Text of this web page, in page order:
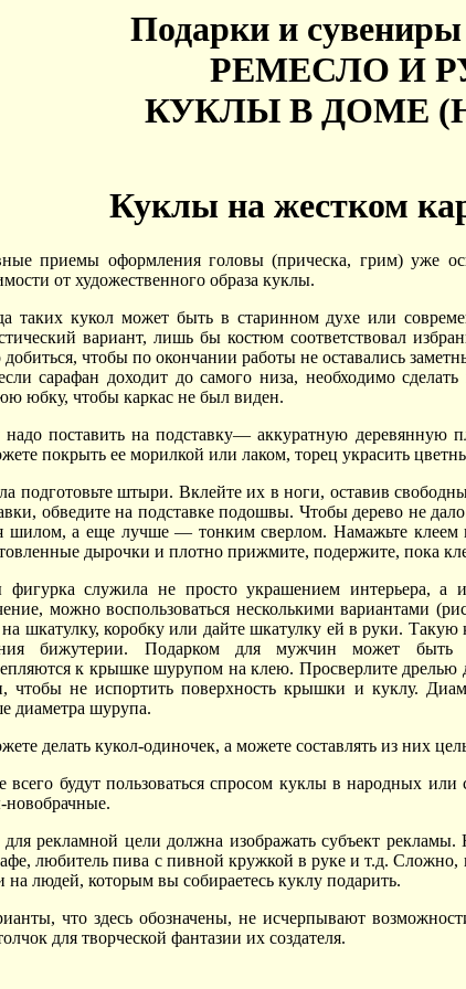
Подарки и
РЕМЕСЛО И
КУКЛЫ В ДОМЕ
Куклы на жестком
приемы оформления головы (прическа, грим) уже
от художественного образа куклы.
таких кукол может быть в старинном духе или
вариант, лишь бы костюм соответствовал
чтобы по окончании работы не оставались
сарафан доходит до самого низа, необходимо
юбку, чтобы каркас не был виден.
надо поставить на подставку— аккуратную
покрыть ее морилкой или лаком, торец украсить
подготовьте штыри. Вклейте их в ноги, оставив
обведите на подставке подошвы. Чтобы дерево не
шилом, а еще лучше — тонким сверлом. Намажьте клеем
дырочки и плотно прижмите, подержите, пока
фигурка служила не просто украшением интерьера, а
можно воспользоваться несколькими вариантами
шкатулку, коробку или дайте шкатулку ей в руки. Такую
бижутерии. Подарком для мужчин может быть
к крышке шурупом на клею. Просверлите дрелью
чтобы не испортить поверхность крышки и куклу.
диаметра шурупа.
делать кукол-одиночек, а можете составлять из них
всего будут пользоваться спросом куклы в народных
новобрачные.
для рекламной цели должна изображать субъект
любитель пива с пивной кружкой в руке и т.д. Сложно,
людей, которым вы собираетесь куклу подарить.
что здесь обозначены, не исчерпывают
для творческой фантазии их создателя.